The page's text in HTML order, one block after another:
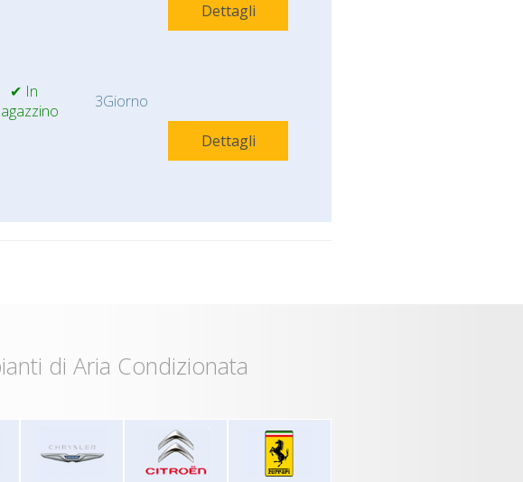
Dettagli
✔ In
3Giorno
Dettagli
di Aria Condizionata